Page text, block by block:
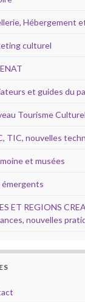
Hébergement
culturel
et guides du
Tourisme
TIC, nouvelles
et musées
émergents
ET REGIONS
nouvelles